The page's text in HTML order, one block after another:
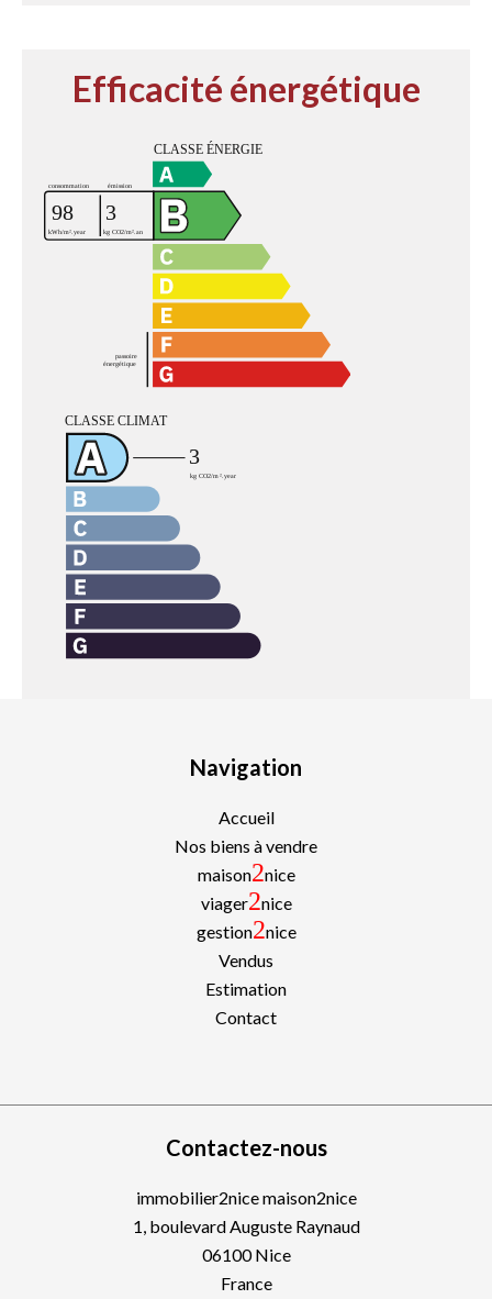
Efficacité énergétique
Navigation
Accueil
Nos biens à vendre
maison2nice
viager2nice
gestion2nice
Vendus
Estimation
Contact
Contactez-nous
immobilier2nice maison2nice
1, boulevard Auguste Raynaud
06100Nice
France